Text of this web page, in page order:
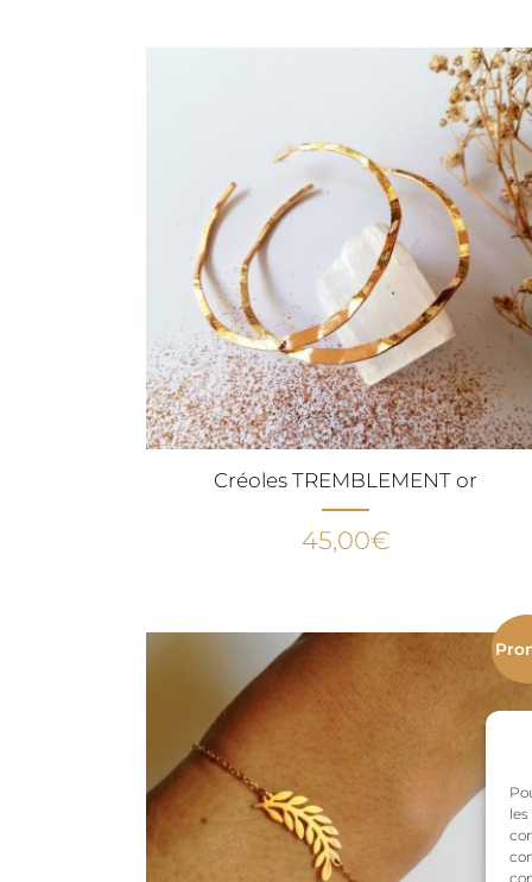
40,00€.
est :
19,00€.
Créoles TREMBLEMENT or
45,00€